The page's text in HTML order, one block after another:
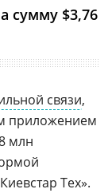
сумму $3,76
связи,
приложением
млн
Тех».